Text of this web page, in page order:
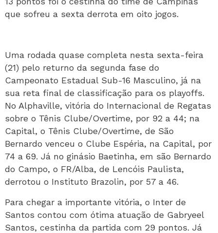
que sofreu a sexta derrota em oito jogos.
Uma rodada quase completa nesta sexta-feira
(21) pelo returno da segunda fase do
Campeonato Estadual Sub-16 Masculino, já na
sua reta final de classificação para os playoffs.
No Alphaville, vitória do Internacional de Regatas
sobre o Tênis Clube/Overtime, por 92 a 44; na
Capital, o Tênis Clube/Overtime, de São
Bernardo venceu o Clube Espéria, na Capital, por
74 a 69. Já no ginásio Baetinha, em são Bernardo
do Campo, o FR/Alba, de Lencóis Paulista,
derrotou o Instituto Brazolin, por 57 a 46.
Para chegar a importante vitória, o Inter de
Santos contou com ótima atuação de Gabryeel
Santos, cestinha da partida com 29 pontos. Já